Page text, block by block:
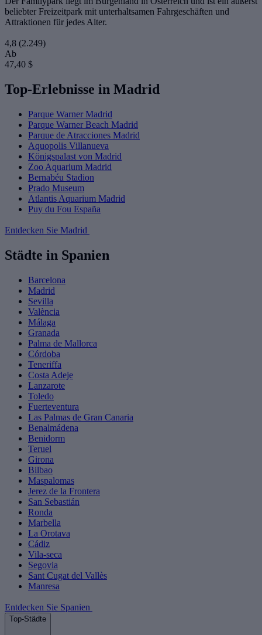
beliebter Freizeitpark mit unterhaltsamen Fahrgeschäften und
Attraktionen für jedes Alter.
4,8 (2.249)
Ab
47,40 $
Top-Erlebnisse in Madrid
Parque Warner Madrid
Parque Warner Beach Madrid
Parque de Atracciones Madrid
Aquopolis Villanueva
Königspalast von Madrid
Zoo Aquarium Madrid
Bernabéu Stadion
Prado Museum
Atlantis Aquarium Madrid
Puy du Fou España
Entdecken Sie Madrid
Städte in Spanien
Barcelona
Madrid
Sevilla
València
Málaga
Granada
Palma de Mallorca
Córdoba
Teneriffa
Costa Adeje
Lanzarote
Toledo
Fuerteventura
Las Palmas de Gran Canaria
Benalmádena
Benidorm
Teruel
Girona
Bilbao
Maspalomas
Jerez de la Frontera
San Sebastián
Ronda
Marbella
La Orotava
Cádiz
Vila-seca
Segovia
Sant Cugat del Vallès
Manresa
Entdecken Sie Spanien
Top-Städte